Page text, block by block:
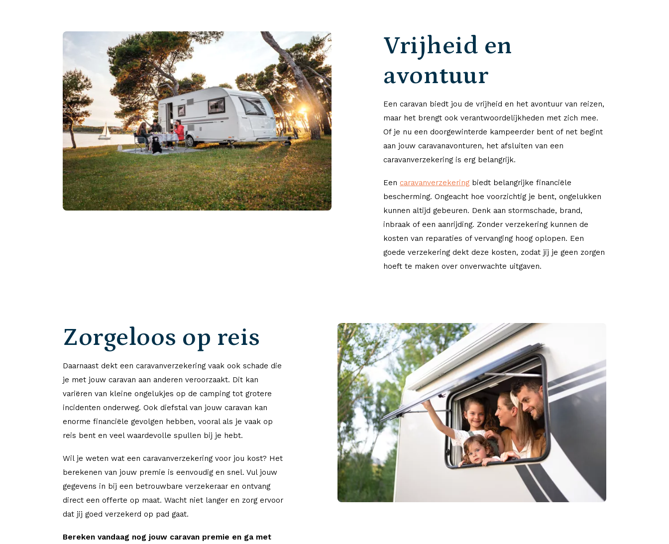
Vrijheid en
avontuur
Een caravan biedt jou de vrijheid en het avontuur van reizen,
maar het brengt ook verantwoordelijkheden met zich mee.
Of je nu een doorgewinterde kampeerder bent of net begint
aan jouw caravanavonturen, het afsluiten van een
caravanverzekering is erg belangrijk.
Een caravanverzekering biedt belangrijke financiële
bescherming. Ongeacht hoe voorzichtig je bent, ongelukken
kunnen altijd gebeuren. Denk aan stormschade, brand,
inbraak of een aanrijding. Zonder verzekering kunnen de
kosten van reparaties of vervanging hoog oplopen. Een
goede verzekering dekt deze kosten, zodat jij je geen zorgen
hoeft te maken over onverwachte uitgaven.
Zorgeloos op reis
Daarnaast dekt een caravanverzekering vaak ook schade die
je met jouw caravan aan anderen veroorzaakt. Dit kan
variëren van kleine ongelukjes op de camping tot grotere
incidenten onderweg. Ook diefstal van jouw caravan kan
enorme financiële gevolgen hebben, vooral als je vaak op
reis bent en veel waardevolle spullen bij je hebt.
Wil je weten wat een caravanverzekering voor jou kost? Het
berekenen van jouw premie is eenvoudig en snel. Vul jouw
gegevens in bij een betrouwbare verzekeraar en ontvang
direct een offerte op maat. Wacht niet langer en zorg ervoor
dat jij goed verzekerd op pad gaat.
Bereken vandaag nog jouw caravan premie en ga met